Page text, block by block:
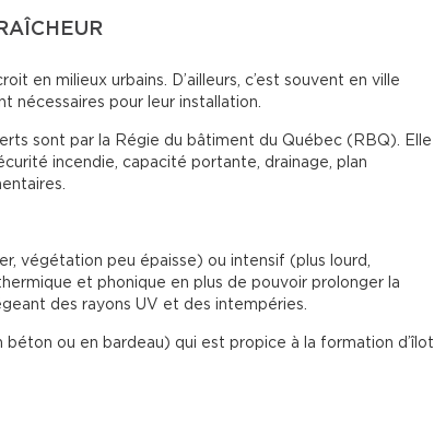
en milieux urbains. D’ailleurs, c’est souvent en ville
nécessaires pour leur installation.
sont par la Régie du bâtiment du Québec (RBQ). Elle
incendie, capacité portante, drainage, plan
végétation peu épaisse) ou intensif (plus lourd,
et phonique en plus de pouvoir prolonger la
des rayons UV et des intempéries.
béton ou en bardeau) qui est propice à la formation d’îlot